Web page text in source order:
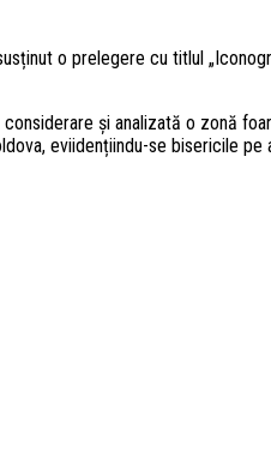
o prelegere cu titlul
și analizată o zonă
eviidențiindu-se bisericile